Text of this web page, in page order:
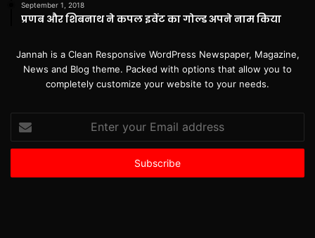
September 1, 2018
प्रणब और शिबनाथ ने कपल इवेंट का गोल्ड अपने नाम किया
Jannah is a Clean Responsive WordPress Newspaper, Magazine,
News and Blog theme. Packed with options that allow you to
completely customize your website to your needs.
Enter
your
Email